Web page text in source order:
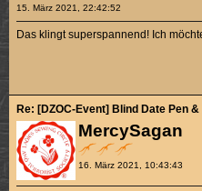
15. März 2021, 22:42:52
Das klingt superspannend! Ich
MercySagan
16. März 2021, 10:43:43
Re: [DZOC-Event] Blind Date Pen